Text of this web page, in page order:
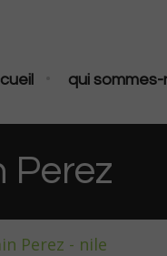
qui sommes-
Perez
Perez - nile